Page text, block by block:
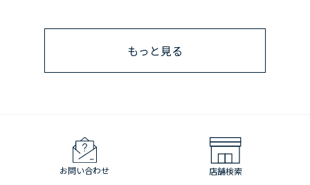
もっと見る
お問い合わせ 店舗検索